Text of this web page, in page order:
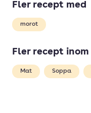
Fler recept med
morot
Fler recept inom
Mat Soppa